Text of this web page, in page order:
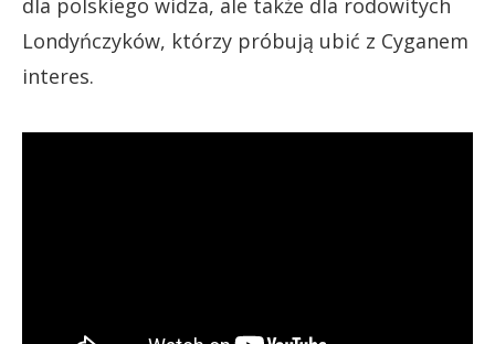
Londyńczyków, którzy próbują ubić z Cyganem
interes.